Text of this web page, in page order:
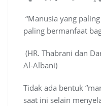
“Manusia yang
paling bermanfaat
(HR. Thabrani dan
Al-Albani)
Tidak ada bentuk
saat ini selain